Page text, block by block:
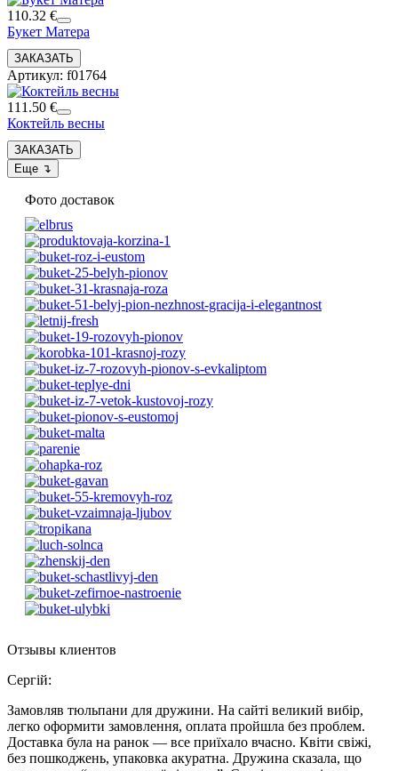
110.32 €
Букет Матера
Артикул: f01764
111.50 €
Коктейль весны
Фото доставок
Отзывы клиентов
Сергій:
Замовляв тюльпани для дружини. На сайті великий вибір,
легко оформити замовлення, оплата пройшла без проблем.
Доставка була на ранок — все приїхало вчасно. Квіти свіжі,
без пошкоджень, упаковка акуратна. Дружина сказала, що